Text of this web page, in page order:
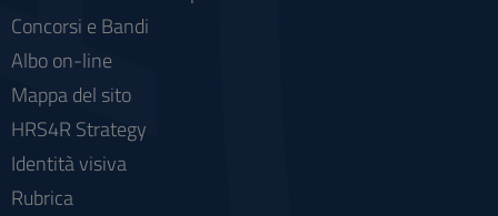
Concorsi e Bandi
Albo on-line
Mappa del sito
HRS4R Strategy
Identità visiva
Rubrica